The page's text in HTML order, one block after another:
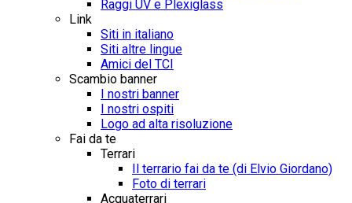
Raggi UV e Plexiglass
Link
Siti in italiano
Siti altre lingue
Amici del TCI
Scambio banner
I nostri banner
I nostri ospiti
Logo ad alta risoluzione
Fai da te
Terrari
Il terrario fai da te (di Elvio Giordano)
Foto di terrari
Acquaterrari